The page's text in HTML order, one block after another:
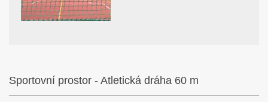
Sportovní prostor - Atletická dráha 60 m